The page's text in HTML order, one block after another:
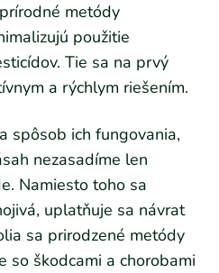
metódy
použitie
Tie sa na prvý
a rýchlym riešením.
spôsob ich fungovania,
nezasadíme len
Namiesto toho sa
uplatňuje sa návrat
sa prirodzené metódy
so škodcami a chorobami